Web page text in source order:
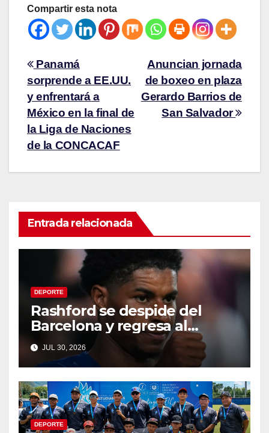
Compartir esta nota
Anuncian jornada
de boxeo en plaza
Gerardo Barrios de
San Salvador
Panamá
sorprende a EE.UU.
y enfrentará a
México en la final de
la Liga de Naciones
de la CONCACAF
Entrada relacionada
DEPORTE
Rashford se despide del
Barcelona y regresa al
Manchester United
JUL 30, 2026
DEPORTE